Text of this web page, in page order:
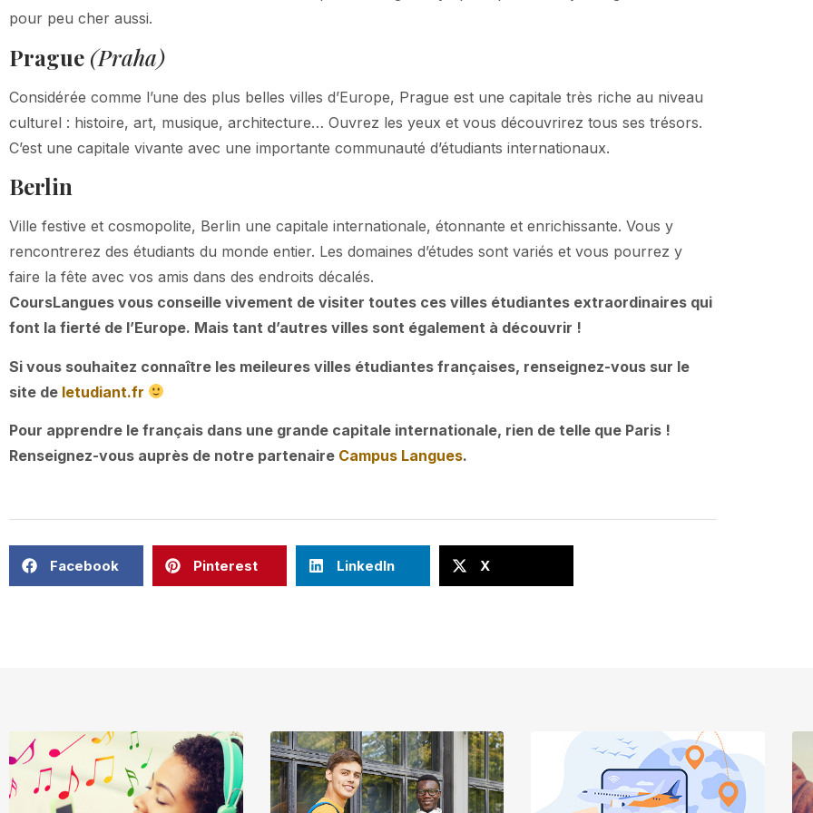
pour peu cher aussi.
Prague (Praha)
Considérée comme l’une des plus belles villes d’Europe, Prague est une capitale très riche au niveau
culturel : histoire, art, musique, architecture… Ouvrez les yeux et vous découvrirez tous ses trésors.
C’est une capitale vivante avec une importante communauté d’étudiants internationaux.
Berlin
Ville festive et cosmopolite, Berlin une capitale internationale, étonnante et enrichissante. Vous y
rencontrerez des étudiants du monde entier. Les domaines d’études sont variés et vous pourrez y
faire la fête avec vos amis dans des endroits décalés.
CoursLangues vous conseille vivement de visiter toutes ces villes étudiantes extraordinaires qui
font la fierté de l’Europe. Mais tant d’autres villes sont également à découvrir !
Si vous souhaitez connaître les meileures villes étudiantes françaises, renseignez-vous sur le
site de letudiant.fr
Pour apprendre le français dans une grande capitale internationale, rien de telle que Paris !
Renseignez-vous auprès de notre partenaire Campus Langues.
Facebook Pinterest LinkedIn X